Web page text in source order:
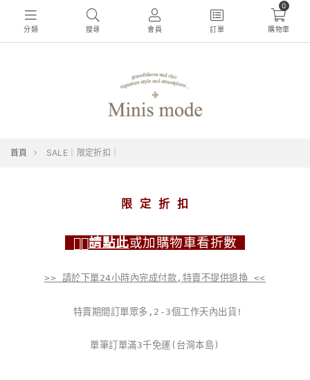
分類 搜尋 會員 訂單
0
購物車
首頁 SALE｜限定折扣｜
限 定 折 扣
👉🏻請點此或加購物車看折數
>> 請於下單24小時內完成付款,特賣不提供退換 <<
特賣期間訂單眾多,2-3個工作天內出貨!
單筆訂單滿3千免運(台灣本島)